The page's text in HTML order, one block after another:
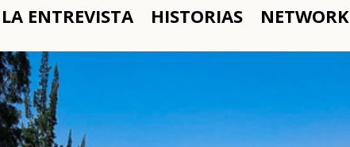
LA ENTREVISTA HISTORIAS NETWORK